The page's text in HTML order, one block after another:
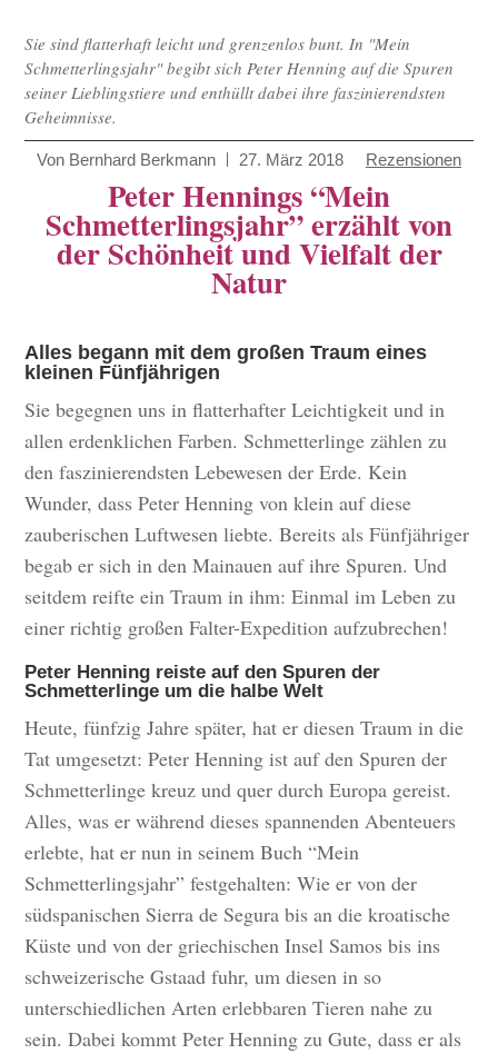
Sie sind flatterhaft leicht und grenzenlos bunt. In "Mein
Schmetterlingsjahr" begibt sich Peter Henning auf die Spuren
seiner Lieblingstiere und enthüllt dabei ihre faszinierendsten
Geheimnisse.
Von Bernhard Berkmann 27. März 2018 Rezensionen
Peter Hennings “Mein
Schmetterlingsjahr” erzählt von
der Schönheit und Vielfalt der
Natur
Alles begann mit dem großen Traum eines
kleinen Fünfjährigen
Sie begegnen uns in flatterhafter Leichtigkeit und in
allen erdenklichen Farben. Schmetterlinge zählen zu
den faszinierendsten Lebewesen der Erde. Kein
Wunder, dass Peter Henning von klein auf diese
zauberischen Luftwesen liebte. Bereits als Fünfjähriger
begab er sich in den Mainauen auf ihre Spuren. Und
seitdem reifte ein Traum in ihm: Einmal im Leben zu
einer richtig großen Falter-Expedition aufzubrechen!
Peter Henning reiste auf den Spuren der
Schmetterlinge um die halbe Welt
Heute, fünfzig Jahre später, hat er diesen Traum in die
Tat umgesetzt: Peter Henning ist auf den Spuren der
Schmetterlinge kreuz und quer durch Europa gereist.
Alles, was er während dieses spannenden Abenteuers
erlebte, hat er nun in seinem Buch “Mein
Schmetterlingsjahr” festgehalten: Wie er von der
südspanischen Sierra de Segura bis an die kroatische
Küste und von der griechischen Insel Samos bis ins
schweizerische Gstaad fuhr, um diesen in so
unterschiedlichen Arten erlebbaren Tieren nahe zu
sein. Dabei kommt Peter Henning zu Gute, dass er als